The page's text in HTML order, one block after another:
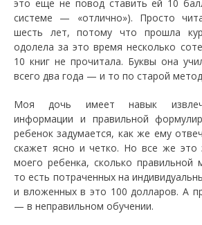
это еще не повод ставить ей 10
системе — «отлично»). Просто
шесть лет, потому что прошла
одолела за это время несколько
10 книг не прочитала. Буквы она
всего два года — и то по старой
Моя дочь имеет навык
информации и правильной
ребенок задумается, как же ему
скажет ясно и четко. Но все же это
моего ребенка, сколько правильной
то есть потраченных на
и вложенных в это 100 долларов. А
— в неправильном обучении.